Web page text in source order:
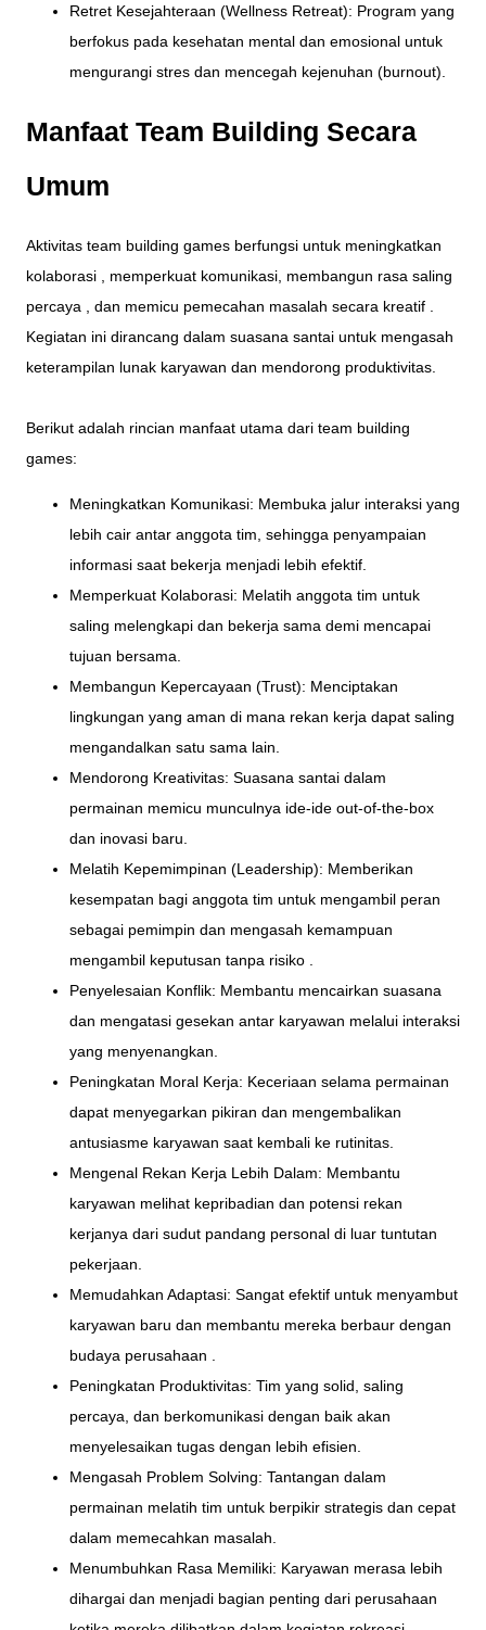
Retret Kesejahteraan (Wellness Retreat): Program yang
berfokus pada kesehatan mental dan emosional untuk
mengurangi stres dan mencegah kejenuhan (burnout).
Manfaat Team Building Secara
Umum
Aktivitas team building games berfungsi untuk meningkatkan
kolaborasi , memperkuat komunikasi, membangun rasa saling
percaya , dan memicu pemecahan masalah secara kreatif .
Kegiatan ini dirancang dalam suasana santai untuk mengasah
keterampilan lunak karyawan dan mendorong produktivitas.
Berikut adalah rincian manfaat utama dari team building
games:
Meningkatkan Komunikasi: Membuka jalur interaksi yang
lebih cair antar anggota tim, sehingga penyampaian
informasi saat bekerja menjadi lebih efektif.
Memperkuat Kolaborasi: Melatih anggota tim untuk
saling melengkapi dan bekerja sama demi mencapai
tujuan bersama.
Membangun Kepercayaan (Trust): Menciptakan
lingkungan yang aman di mana rekan kerja dapat saling
mengandalkan satu sama lain.
Mendorong Kreativitas: Suasana santai dalam
permainan memicu munculnya ide-ide out-of-the-box
dan inovasi baru.
Melatih Kepemimpinan (Leadership): Memberikan
kesempatan bagi anggota tim untuk mengambil peran
sebagai pemimpin dan mengasah kemampuan
mengambil keputusan tanpa risiko .
Penyelesaian Konflik: Membantu mencairkan suasana
dan mengatasi gesekan antar karyawan melalui interaksi
yang menyenangkan.
Peningkatan Moral Kerja: Keceriaan selama permainan
dapat menyegarkan pikiran dan mengembalikan
antusiasme karyawan saat kembali ke rutinitas.
Mengenal Rekan Kerja Lebih Dalam: Membantu
karyawan melihat kepribadian dan potensi rekan
kerjanya dari sudut pandang personal di luar tuntutan
pekerjaan.
Memudahkan Adaptasi: Sangat efektif untuk menyambut
karyawan baru dan membantu mereka berbaur dengan
budaya perusahaan .
Peningkatan Produktivitas: Tim yang solid, saling
percaya, dan berkomunikasi dengan baik akan
menyelesaikan tugas dengan lebih efisien.
Mengasah Problem Solving: Tantangan dalam
permainan melatih tim untuk berpikir strategis dan cepat
dalam memecahkan masalah.
Menumbuhkan Rasa Memiliki: Karyawan merasa lebih
dihargai dan menjadi bagian penting dari perusahaan